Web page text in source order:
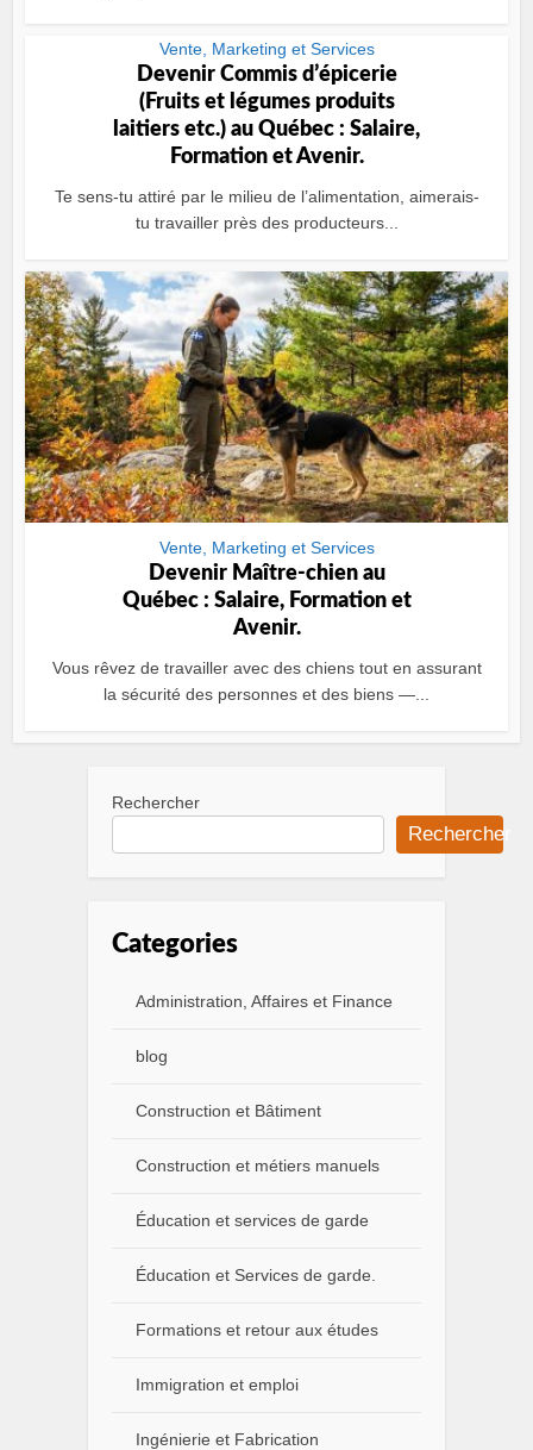
Vente, Marketing et Services
Devenir Commis dʼépicerie
(Fruits et légumes produits
laitiers etc.) au Québec : Salaire,
Formation et Avenir.
Te sens-tu attiré par le milieu de l’alimentation, aimerais-
tu travailler près des producteurs...
Vente, Marketing et Services
Devenir Maître-chien au
Québec : Salaire, Formation et
Avenir.
Vous rêvez de travailler avec des chiens tout en assurant
la sécurité des personnes et des biens —...
Rechercher
Rechercher
Categories
Administration, Affaires et Finance
blog
Construction et Bâtiment
Construction et métiers manuels
Éducation et services de garde
Éducation et Services de garde.
Formations et retour aux études
Immigration et emploi
Ingénierie et Fabrication